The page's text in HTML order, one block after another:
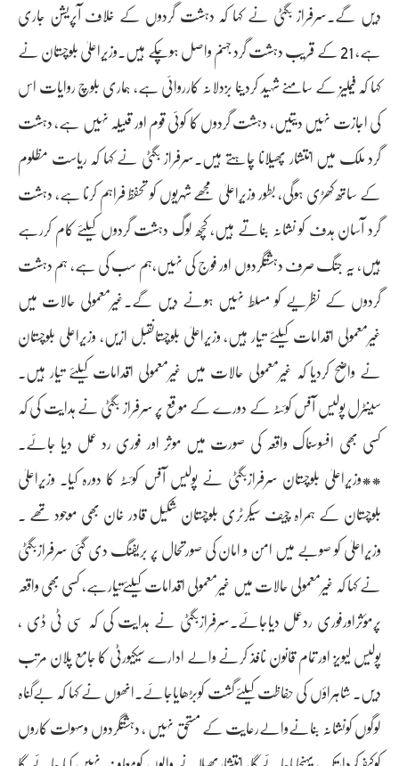
دیں گے۔سرفراز بگٹی نے کہا کہ دہشت گردوں کے خلاف آپریشن جاری
ہے، 21 کے قریب دہشت گرد جہنم واصل ہوچکے ہیں۔وزیراعلیٰ بلوچستان نے
کہا کہ فیملیز کے سامنے شہید کردینا بزدلانہ کارروائی ہے، ہماری بلوچ روایات اس
کی اجازت نہیں دیتیں، دہشت گردوں کا کوئی قوم اور قبیلہ نہیں ہے، دہشت
گرد ملک میں انتشار پھیلانا چاہتے ہیں۔سرفراز بگٹی نے کہا کہ ریاست مظلوم
کے ساتھ کھڑی ہوگی، بطور وزیرِاعلیٰ مجھے شہریوں کو تحفظ فراہم کرنا ہے، دہشت
گرد آسان ہدف کو نشانہ بناتے ہیں، کچھ لوگ دہشت گردوں کیلئے کام کررہے
ہیں، یہ جنگ صرف دہشتگردوں اور فوج کی نہیں،ہم سب کی ہے، ہم دہشت
گردوں کے نظریے کو مسلط نہیں ہونے دیں گے۔غیرمعمولی حالات میں
غیرمعمولی اقدامات کیلئے تیار ہیں، وزیراعلیٰ بلوچستانقبل ازیں، وزیراعلی بلوچستان
نے واضح کردیا کہ غیرمعمولی حالات میں غیرمعمولی اقدامات کیلئے تیار ہیں۔
سینٹرل پولیس آفس کوئٹہ کے دورے کے موقع پر سرفراز بگٹی نے ہدایت کی کہ
کسی بھی افسوسناک واقعہ کی صورت میں موثر اور فوری رد عمل دیا جائے۔
**وزیراعلیٰ بلوچستان سرفرازبگٹی نے پولیس آفس کوئٹہ کا دورہ کیا۔ وزیراعلیٰ
بلوچستان کے ہمراہ چیف سیکرٹری بلوچستان شکیل قادر خان بھی موجود تھے ۔
وزیراعلیٰ کو صوبے میں امن و امان کی صورتحال پر بریفنگ دی گئی سرفرازبگٹی
نے کہا کہ غیرمعمولی حالات میں غیرمعمولی اقدامات کیلئےتیارہے، کسی بھی واقعہ
پرمؤثراورفوری ردعمل دیاجائے۔سرفرازبگٹی نے ہدایت کی کہ سی ٹی ڈی ،
پولیس لیویز اور تمام قانون نافذ کرنے والے ادارے سیکیورٹی کا جامع پلان مرتب
دیں۔ شاہراؤں کی حفاظت کیلئےگشت کوبڑھایاجائے۔انھوں نے کہا کہ بےگناہ
لوگوں کونشانہ بنانےوالےرعایت کے مستحق نہیں ، دہشتگردوں وسہولت کاروں